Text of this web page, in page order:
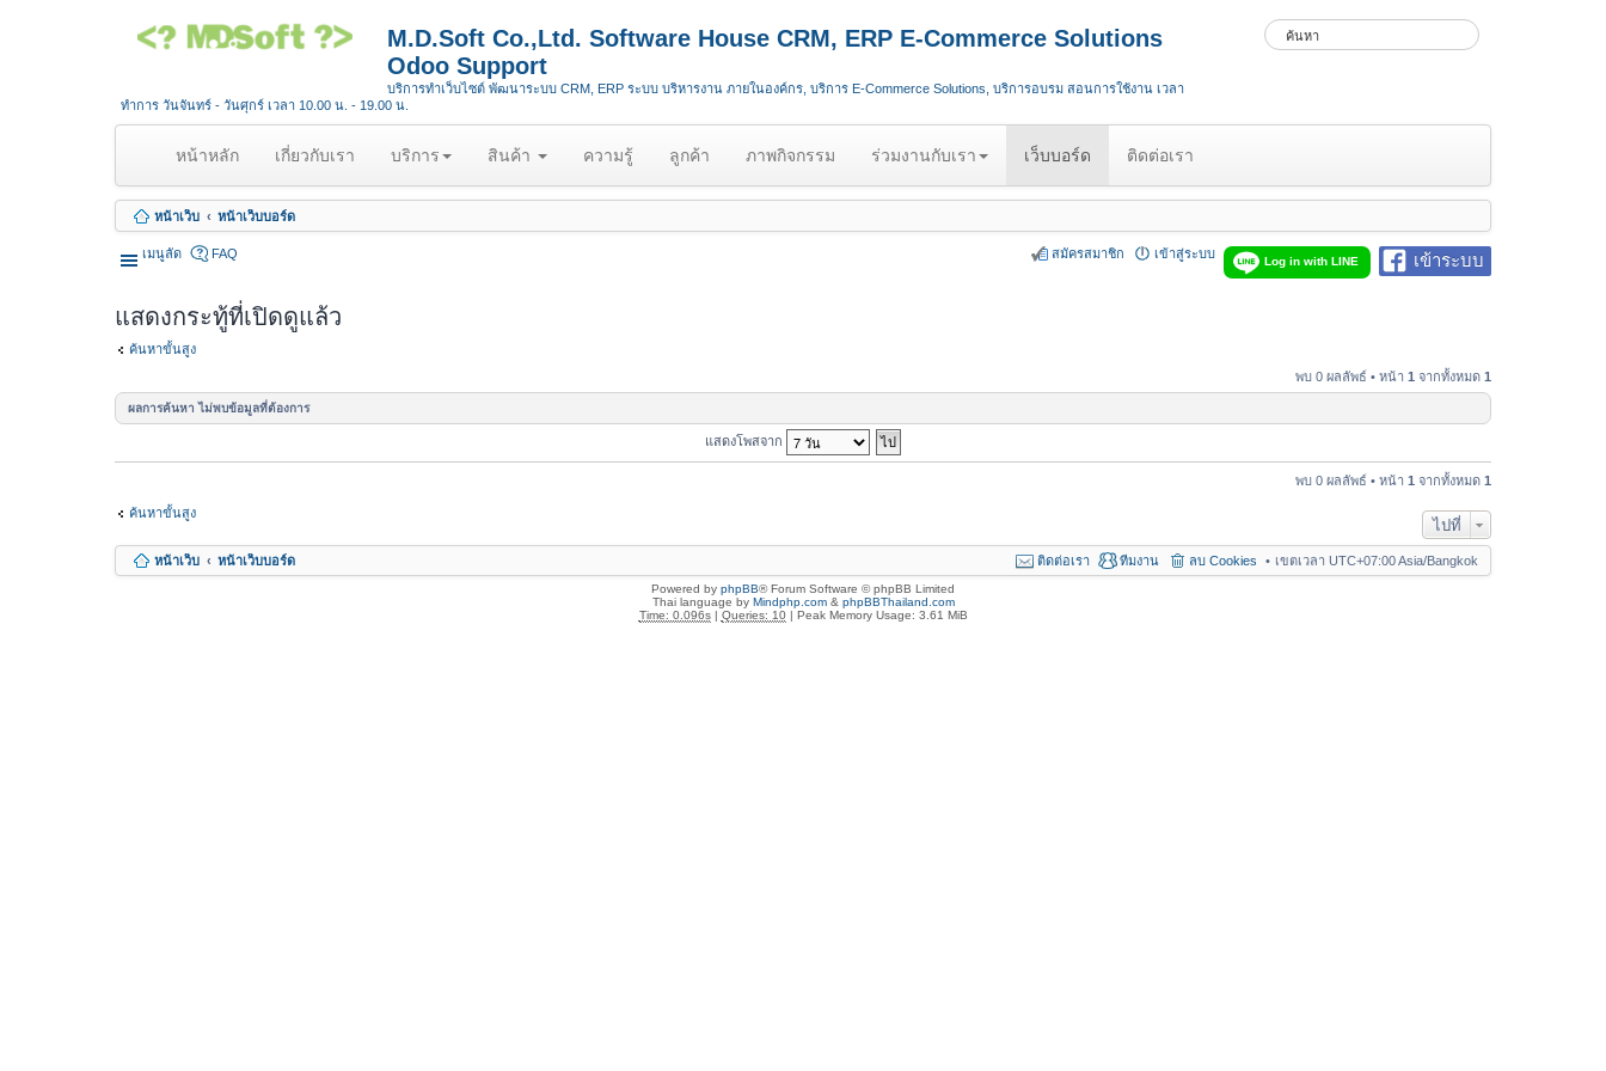
M.D.Soft Co.,Ltd. Software House CRM, ERP E-Commerce Solutions
Odoo Support
บริการทำเว็บไซต์ พัฒนาระบบ CRM, ERP ระบบ บริหารงาน ภายในองค์กร, บริการ E-Commerce Solutions, บริการอบรม สอนการใช้งาน เวลา
ทำการ วันจันทร์ - วันศุกร์ เวลา 10.00 น. - 19.00 น.
หน้าหลัก(
u
r
n
t
เกี่ยวกับเรา บริการ สินค้า ความรู้ ลูกค้า ภาพกิจกรรม ร่วมงานกับเรา เว็บบอร์ด ติดต่อเรา
หน้าเว็บ หน้าเว็บบอร์ด
เมนูลัด เข้าระบบ
Log in with LINE
FAQ เข้าสู่ระบบ
สมัครสมาชิก
แสดงกระทู้ที่เปิดดูแล้ว
ค้นหาขั้นสูง
พบ 0 ผลลัพธ์ • หน้า 1 จากทั้งหมด 1
ผลการค้นหา ไม่พบข้อมูลที่ต้องการ
แสดงโพสจาก
พบ 0 ผลลัพธ์ • หน้า 1 จากทั้งหมด 1
ค้นหาขั้นสูง
ไปที่
หน้าเว็บ หน้าเว็บบอร์ด เขตเวลา UTC+07:00 Asia/Bangkok
ลบ Cookies
ทีมงาน
ติดต่อเรา
Powered by phpBB® Forum Software © phpBB Limited
Thai language by Mindphp.com& phpBBThailand.com
Time: 0.096s| Queries: 10| Peak Memory Usage: 3.61 MiB